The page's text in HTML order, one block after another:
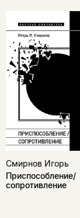
Смирнов Игорь
Приспособление/
сопротивление